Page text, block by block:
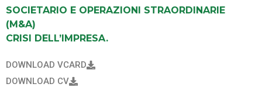
SOCIETARIO E OPERAZIONI STRAORDINARIE
(M&A)
CRISI DELL’IMPRESA.
DOWNLOAD VCARD
DOWNLOAD CV